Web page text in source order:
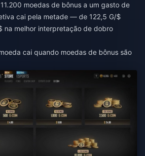
moedas de bônus a um gasto de
cai pela metade — de 122,5 G/$
na melhor interpretação de dobro
cai quando moedas de bônus são